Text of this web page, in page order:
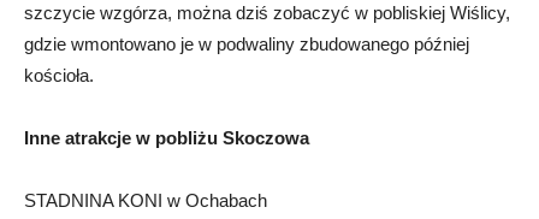
szczycie wzgórza, można dziś zobaczyć w pobliskiej Wiślicy,
gdzie wmontowano je w podwaliny zbudowanego później
kościoła.
Inne atrakcje w pobliżu Skoczowa
STADNINA KONI w Ochabach